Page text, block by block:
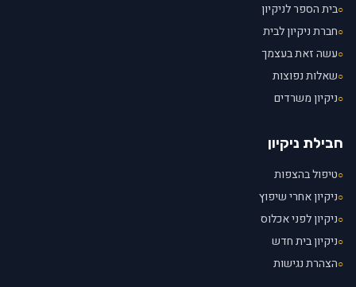
○בית הספר לניקיון
○חברת ניקיון לבית
○עשה זאת בעצמך
○שאלות נפוצות
○ניקיון משרדים
חבילת ניקיון
○טיפול בהצפות
○ניקיון אחרי שיפוץ
○ניקיון לפני אכלוס
○ניקיון בית חדש
○הצהרת נגישות